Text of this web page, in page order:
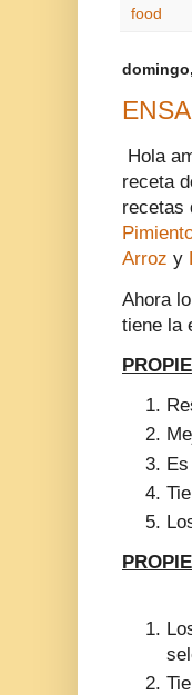
food
Hola
receta
recetas
Arroz y
Ahora
tiene la